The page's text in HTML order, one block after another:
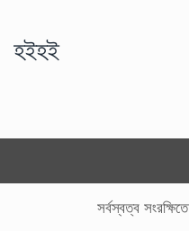
হইহই
সর্বস্বত্ব সংরক্ষিতে